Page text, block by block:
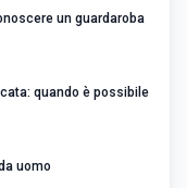
un guardaroba
quando è possibile
uomo